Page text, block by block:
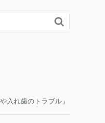

入れ歯のトラブル」